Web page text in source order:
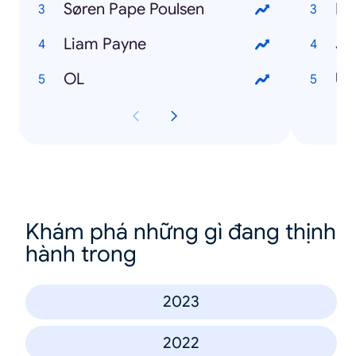
Søren Pape Poulsen
Liam Payne
OL
Khám phá những gì đang thịnh
hành trong
2023
2022